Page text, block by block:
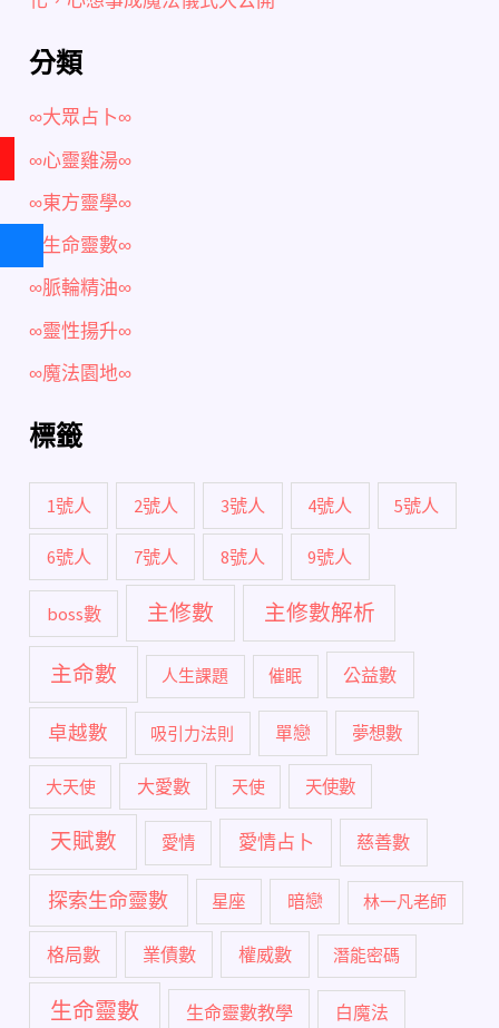
分類
∞大眾占卜∞
∞心靈雞湯∞
∞東方靈學∞
∞生命靈數∞
∞脈輪精油∞
∞靈性揚升∞
∞魔法園地∞
標籤
1號人 2號人 3號人 4號人 5號人
6號人 7號人 8號人 9號人
boss數 主修數 主修數解析
主命數 人生課題 催眠 公益數
卓越數 吸引力法則 單戀 夢想數
大天使 大愛數 天使 天使數
天賦數 愛情 愛情占卜 慈善數
探索生命靈數 星座 暗戀 林一凡老師
格局數 業債數 權威數 潛能密碼
生命靈數 生命靈數教學 白魔法